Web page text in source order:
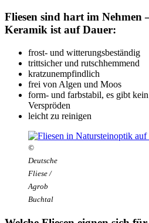
Fliesen sind hart im Nehmen
Keramik ist auf Dauer:
frost- und witterungsbeständig
trittsicher und rutschhemmend
kratzunempfindlich
frei von Algen und Moos
form- und farbstabil, es gibt
Verspröden
leicht zu reinigen
©
Deutsche
Fliese /
Agrob
Buchtal